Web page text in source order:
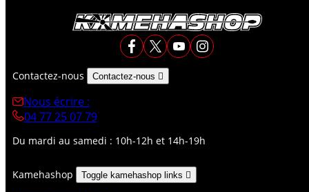
Contactez-nous Contactez-nous 
Nous écrire :
04 77 25 07 79
Du mardi au samedi : 10h-12h et 14h-19h
Kamehashop Toggle kamehashop links 